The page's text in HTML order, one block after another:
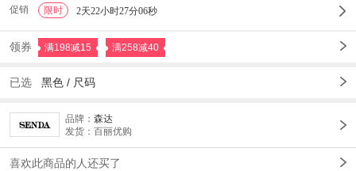
促销 限时 2天22小时27分04秒
领券 满198减15 满258减40
已选 黑色 / 尺码
品牌： 森达
发货：百丽优购
喜欢此商品的人还买了